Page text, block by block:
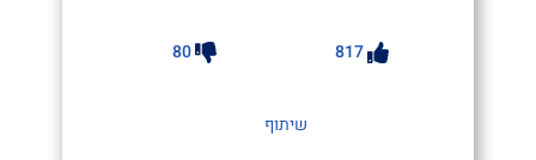
817
80
שיתוף